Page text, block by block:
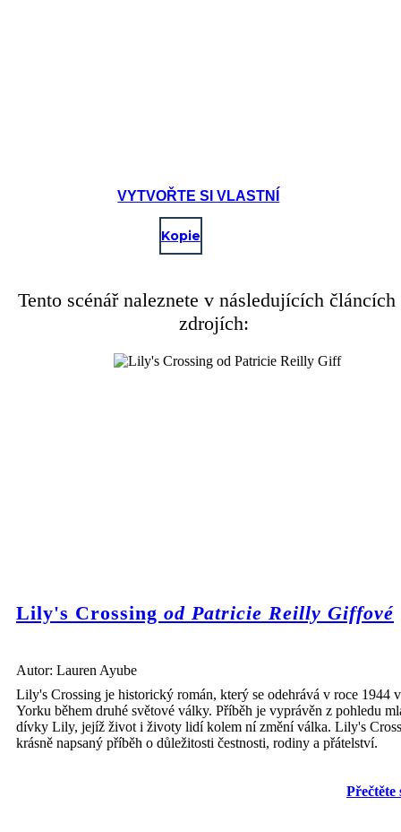
VYTVOŘTE SI VLASTNÍ
Kopie
Tento scénář naleznete v následujících článcích
zdrojích:
Lily's Crossing od Patricie Reilly Giffové
Autor: Lauren Ayube
Lily's Crossing je historický román, který se odehrává v roce 1944
Yorku během druhé světové války. Příběh je vyprávěn z pohledu
dívky Lily, jejíž život i životy lidí kolem ní změní válka. Lily's
krásně napsaný příběh o důležitosti čestnosti, rodiny a přátelství.
Přečtěte